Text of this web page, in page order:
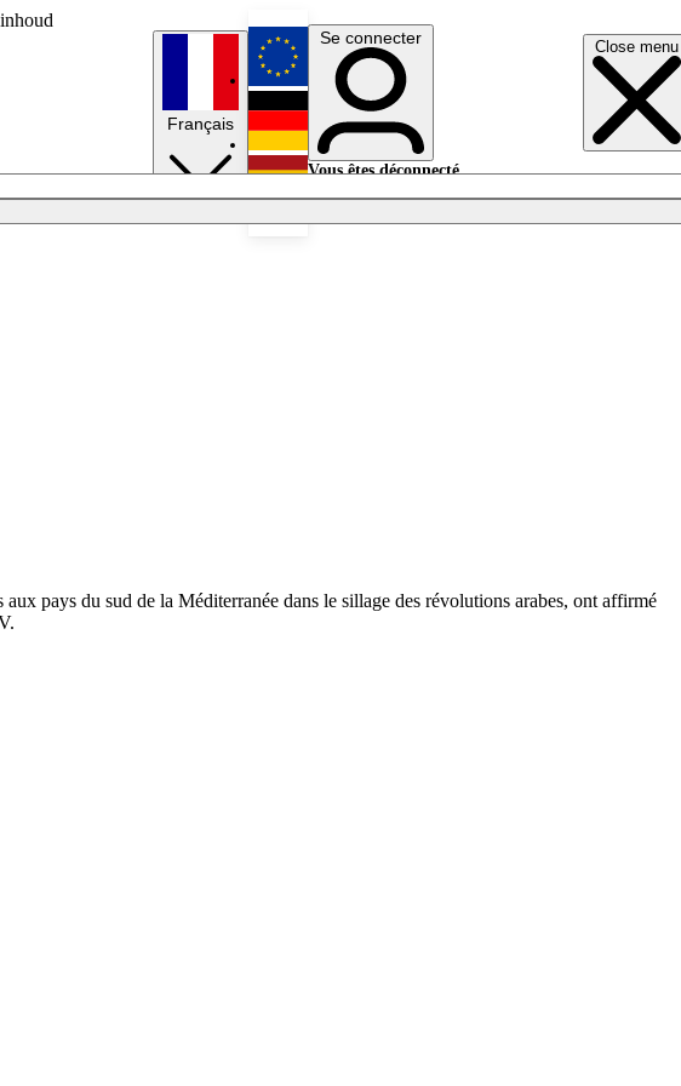
Close menu
Français
English
Deutsch
Se connecter
Vous êtes déconnecté.
pays du sud de la Méditerranée dans le sillage des révolutions arabes, ont affirmé